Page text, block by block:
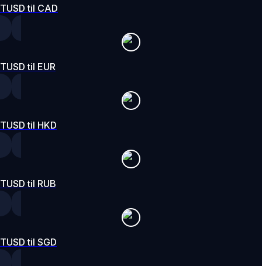
TUSD til CAD
TUSD til EUR
TUSD til HKD
TUSD til RUB
TUSD til SGD